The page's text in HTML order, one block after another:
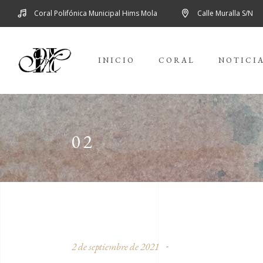
Coral Polifónica Municipal Hims Mola Calle Muralla S/N
INICIO CORAL
02
2 de septiembre de 2021